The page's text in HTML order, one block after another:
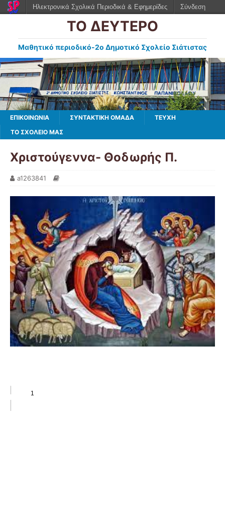
ΤΟ ΔΕΥΤΕΡΟ
Μαθητικό περιοδικό-2ο Δημοτικό Σχολείο Σιάτιστας
ΕΠΙΚΟΙΝΩΝΙΑ ΣΥΝΤΑΚΤΙΚΗ ΟΜΑΔΑ
ΤΕΥΧΗ
ΤΟ ΣΧΟΛΕΙΟ ΜΑΣ
Χριστούγεννα- Θοδωρής Π.
a1263841
Ηλεκτρονικά Σχολικά Περιοδικά & Εφημερίδες Σύνδεση